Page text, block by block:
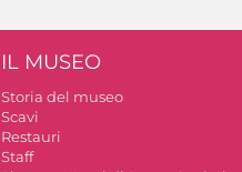
IL MUSEO
Storia del museo
Scavi
Restauri
Staff